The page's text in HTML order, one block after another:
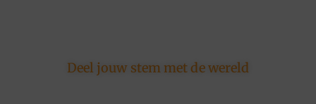
Deel jouw stem met de wereld